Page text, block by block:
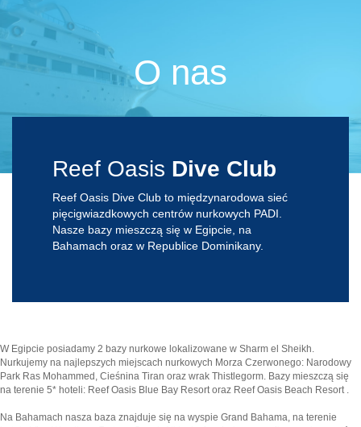
O nas
Reef Oasis Dive Club
Reef Oasis Dive Club to międzynarodowa sieć
pięcigwiazdkowych centrów nurkowych PADI.
Nasze bazy mieszczą się w Egipcie, na
Bahamach oraz w Republice Dominikany.
W Egipcie posiadamy 2 bazy nurkowe lokalizowane w Sharm el Sheikh.
Nurkujemy na najlepszych miejscach nurkowych Morza Czerwonego: Narodowy
Park Ras Mohammed, Cieśnina Tiran oraz wrak Thistlegorm. Bazy mieszczą się
na terenie 5* hoteli: Reef Oasis Blue Bay Resort oraz Reef Oasis Beach Resort .
Na Bahamach nasza baza znajduje się na wyspie Grand Bahama, na terenie